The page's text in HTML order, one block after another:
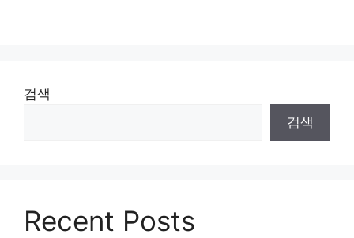
검색
검색
Recent Posts